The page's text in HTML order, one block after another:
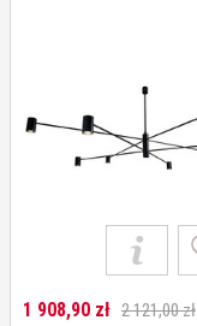
1 908,90 zł 2 121,00 zł